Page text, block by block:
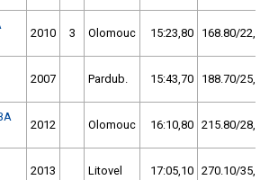
2010 3 Olomouc 15:23,80 168.80/22,4
2007 Pardub. 15:43,70 188.70/25,0
2012 Olomouc 16:10,80 215.80/28,6
2013 Litovel 17:05,10 270.10/35,8